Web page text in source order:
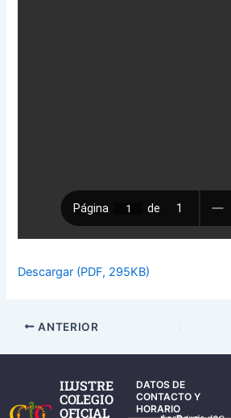
Descargar (PDF, 295KB)
ANTERIOR
ILUSTRE
COLEGIO
OFICIAL
DATOS DE
CONTACTO Y
HORARIO